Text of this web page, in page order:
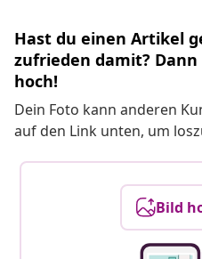
Hast du einen Artikel
zufrieden damit?
hoch!
Dein Foto kann anderen
auf den Link unten, um
Bild